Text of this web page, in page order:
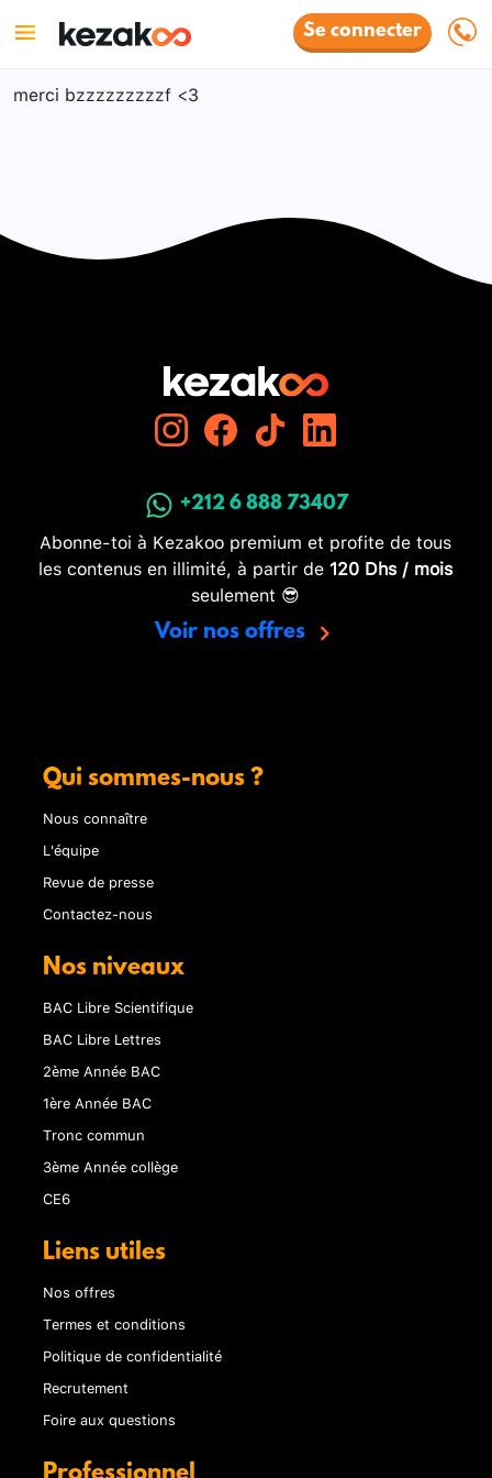
Se connecter
merci bzzzzzzzzzf <3
+212 6 888 73407
Abonne-toi à Kezakoo premium et profite de tous
les contenus en illimité, à partir de 120 Dhs / mois
seulement 😎
Voir nos offres
Qui sommes-nous ?
Nous connaître
L'équipe
Revue de presse
Contactez-nous
Nos niveaux
BAC Libre Scientifique
BAC Libre Lettres
2ème Année BAC
1ère Année BAC
Tronc commun
3ème Année collège
CE6
Liens utiles
Nos offres
Termes et conditions
Politique de confidentialité
Recrutement
Foire aux questions